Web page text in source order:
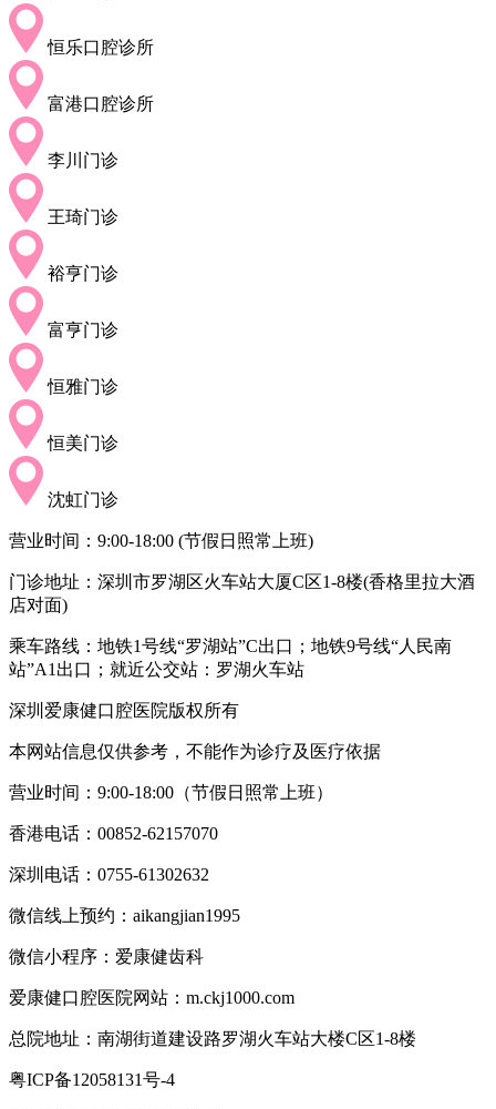
恒乐口腔诊所
富港口腔诊所
李川门诊
王琦门诊
裕亨门诊
富亨门诊
恒雅门诊
恒美门诊
沈虹门诊
营业时间：9:00-18:00 (节假日照常上班)
门诊地址：深圳市罗湖区火车站大厦C区1-8楼(香格里拉大酒
店对面)
乘车路线：地铁1号线“罗湖站”C出口；地铁9号线“人民南
站”A1出口；就近公交站：罗湖火车站
深圳爱康健口腔医院版权所有
本网站信息仅供参考，不能作为诊疗及医疗依据
营业时间：9:00-18:00（节假日照常上班）
香港电话：00852-62157070
深圳电话：0755-61302632
微信线上预约：aikangjian1995
微信小程序：爱康健齿科
爱康健口腔医院网站：m.ckj1000.com
总院地址：南湖街道建设路罗湖火车站大楼C区1-8楼
粤ICP备12058131号-4